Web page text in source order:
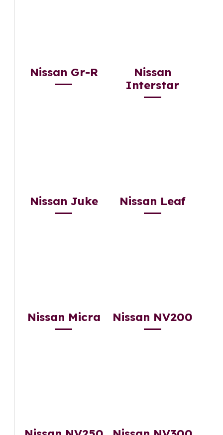
Nissan Gr-R
Nissan
Interstar
Nissan Juke Nissan Leaf
Nissan Micra Nissan NV200